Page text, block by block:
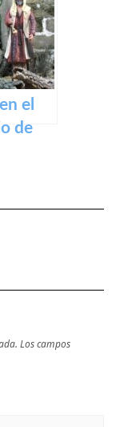
Tu
en
el
de
Los campos